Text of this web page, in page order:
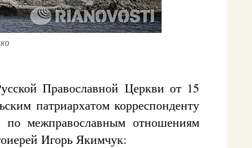
Православной Церкви от 15
патриархатом корреспонденту
по межправославным отношениям
Игорь Якимчук: